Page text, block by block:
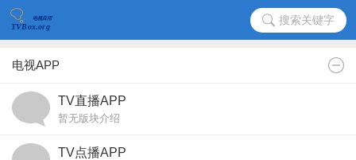
搜索关键字
电视APP
TV直播APP
暂无版块介绍
TV点播APP